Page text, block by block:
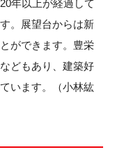
年以上が経過して
。展望台からは新
ができます。豊栄
どもあり、建築好
います。（小林紘